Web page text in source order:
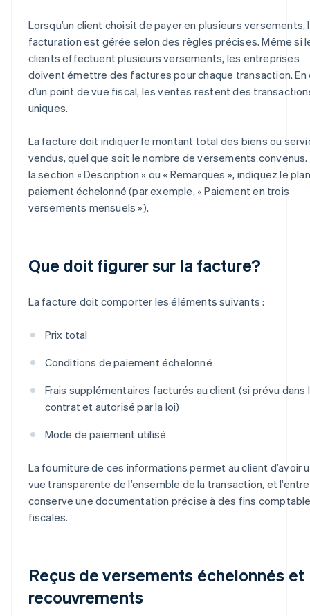
Lorsqu’un client choisit de payer en plusieurs versements,
facturation est gérée selon des règles précises. Même si
clients effectuent plusieurs versements, les entreprises
doivent émettre des factures pour chaque transaction.
d’un point de vue fiscal, les ventes restent des
uniques.
La facture doit indiquer le montant total des biens ou
vendus, quel que soit le nombre de versements convenus.
la section « Description » ou « Remarques », indiquez le
paiement échelonné (par exemple, « Paiement en trois
versements mensuels »).
Que doit figurer sur la facture?
La facture doit comporter les éléments suivants :
Prix total
Conditions de paiement échelonné
Frais supplémentaires facturés au client (si prévu dans
contrat et autorisé par la loi)
Mode de paiement utilisé
La fourniture de ces informations permet au client d’avoir
vue transparente de l’ensemble de la transaction, et
conserve une documentation précise à des fins
fiscales.
Reçus de versements échelonnés et
recouvrements